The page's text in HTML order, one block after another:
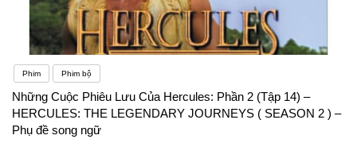
Phim Phim bộ
Những Cuộc Phiêu Lưu Của Hercules: Phần 2 (Tập 14) –
HERCULES: THE LEGENDARY JOURNEYS ( SEASON 2 ) –
Phụ đề song ngữ